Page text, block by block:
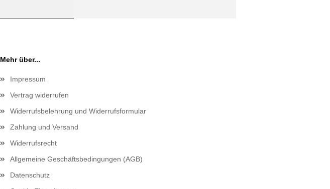
Mehr über...
Impressum
Vertrag widerrufen
Widerrufsbelehrung und Widerrufsformular
Zahlung und Versand
Widerrufsrecht
Allgemeine Geschäftsbedingungen (AGB)
Datenschutz